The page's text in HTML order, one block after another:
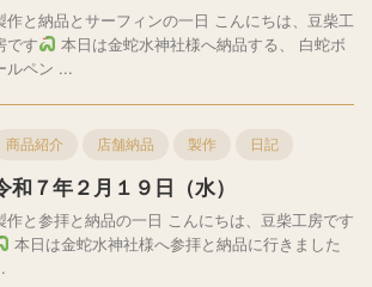
作と納品とサーフィンの一日 こんにちは、豆柴工
です
本日は金蛇水神社様へ納品する、 白蛇ボ
ルペン ...
商品紹介 店舗納品 製作 日記
和７年２月１９日（水）
作と参拝と納品の一日 こんにちは、豆柴工房です
本日は金蛇水神社様へ参拝と納品に行きました